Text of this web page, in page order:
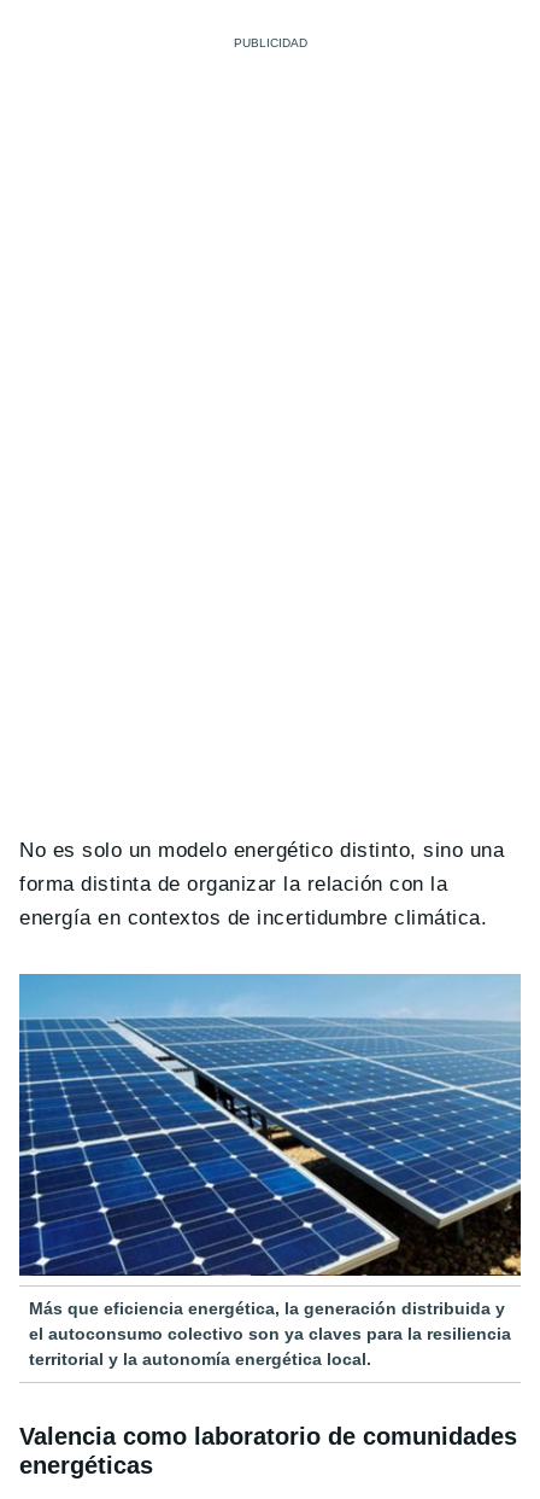
No es solo un modelo energético distinto, sino una
forma distinta de organizar la relación con la
energía en contextos de incertidumbre climática.
Más que eficiencia energética, la generación distribuida y
el autoconsumo colectivo son ya claves para la resiliencia
territorial y la autonomía energética local.
Valencia como laboratorio de comunidades
energéticas